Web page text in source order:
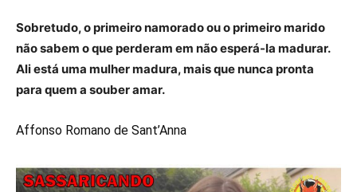
Sobretudo, o primeiro namorado ou o primeiro marido
não sabem o que perderam em não esperá-la madurar.
Ali está uma mulher madura, mais que nunca pronta
para quem a souber amar.
Affonso Romano de Sant’Anna